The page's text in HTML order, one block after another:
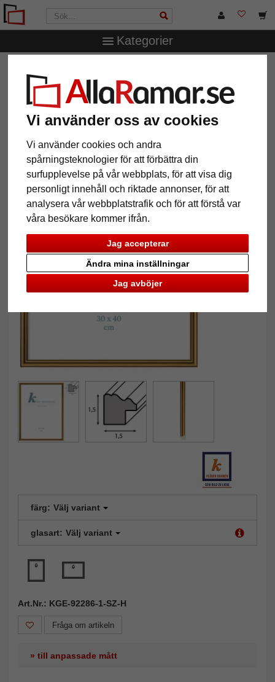
Vi använder oss av cookies
Vi använder cookies och andra
spårningsteknologier för att förbättra din
surfupplevelse på vår webbplats, för att visa dig
personligt innehåll och riktade annonser, för att
analysera vår webbplatstrafik och för att förstå var
våra besökare kommer ifrån.
Jag accepterar
Jag avböjer
Ändra mina inställningar
Kategorier
mått
Träram Terrassa efter mått
Tillbaka
färg: Välj variant
glasart: Välj variant
Art.Nr.: KGE-92286-1-SZ-H
Fråga om artikeln
» till anpassade mått